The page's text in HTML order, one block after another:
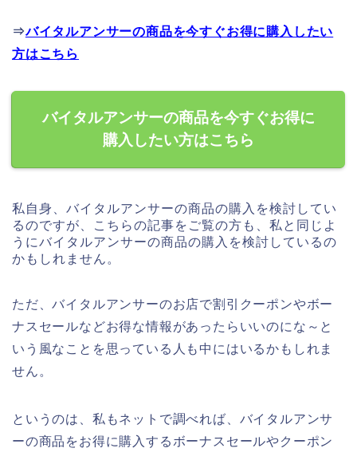
⇒バイタルアンサーの商品を今すぐお得に購入したい
方はこちら
バイタルアンサーの商品を今すぐお得に
購入したい方はこちら
私自身、バイタルアンサーの商品の購入を検討してい
るのですが、こちらの記事をご覧の方も、私と同じよ
うにバイタルアンサーの商品の購入を検討しているの
かもしれません。
ただ、バイタルアンサーのお店で割引クーポンやボー
ナスセールなどお得な情報があったらいいのにな～と
いう風なことを思っている人も中にはいるかもしれま
せん。
というのは、私もネットで調べれば、バイタルアンサ
ーの商品をお得に購入するボーナスセールやクーポン